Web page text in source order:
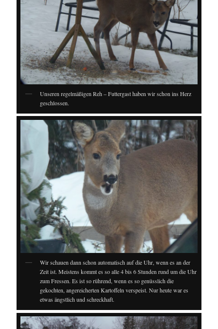
Unseren regelmäßigen Reh – Futtergast haben wir schon ins Herz
geschlossen.
Wir schauen dann schon automatisch auf die Uhr, wenn es an der
Zeit ist. Meistens kommt es so alle 4 bis 6 Stunden rund um die Uhr
zum Fressen. Es ist so rührend, wenn es so genüsslich die
gekochten, angereicherten Kartoffeln verspeist. Nur heute war es
etwas ängstlich und schreckhaft.